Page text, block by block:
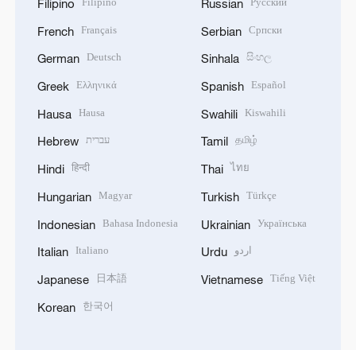
Filipino
French Français
German Deutsch
Greek Ελληνικά
Hausa Hausa
Hebrew עברית
Hindi हिन्दी
Hungarian Magyar
Indonesian Bahasa Indonesia
Italian Italiano
Japanese 日本語
Korean 한국어
Russian
Serbian Српски
Sinhala සිංහල
Spanish Español
Swahili Kiswahili
Tamil தமிழ்
Thai ไทย
Turkish Türkçe
Ukrainian Українська
Urdu اردو
Vietnamese Tiếng Việt